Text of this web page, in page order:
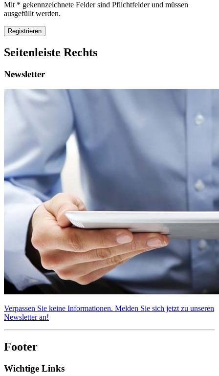
Mit * gekennzeichnete Felder sind Pflichtfelder und müssen
ausgefüllt werden.
Registrieren
Seitenleiste Rechts
Newsletter
Verpassen Sie keine Informationen. Melden Sie sich jetzt zu unseren
Newsletter an!
Footer
Wichtige Links